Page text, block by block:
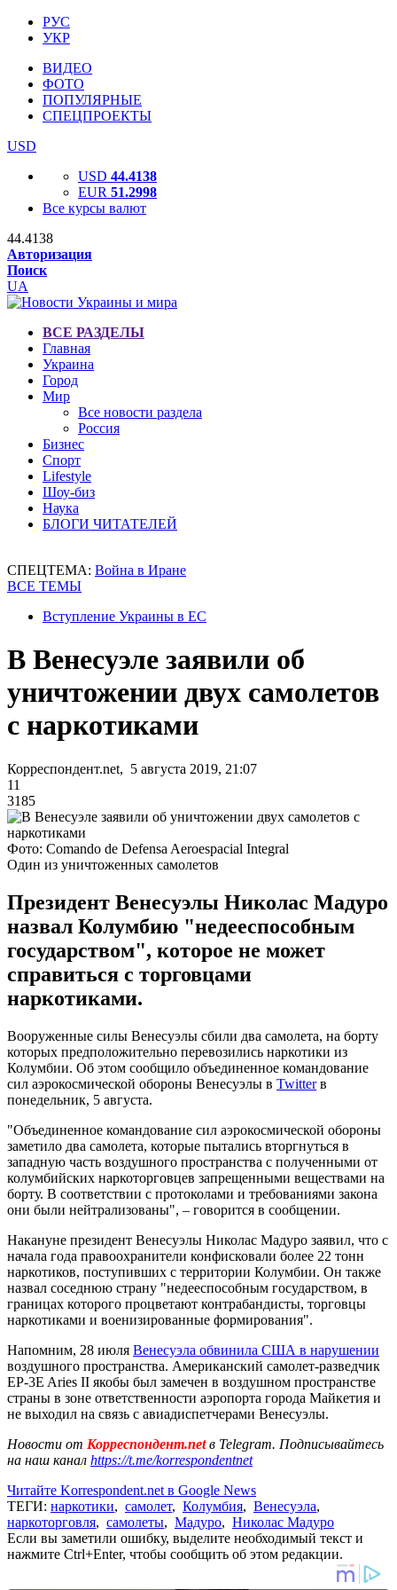
РУС
УКР
ВИДЕО
ФОТО
ПОПУЛЯРНЫЕ
СПЕЦПРОЕКТЫ
USD
USD 44.4138
EUR 51.2998
Все курсы валют
44.4138
Авторизация
Поиск
UA
ВСЕ РАЗДЕЛЫ
Главная
Украина
Город
Мир
Все новости раздела
Россия
Бизнес
Спорт
Lifestyle
Шоу-биз
Наука
БЛОГИ ЧИТАТЕЛЕЙ
СПЕЦТЕМА: Война в Иране
ВСЕ ТЕМЫ
Вступление Украины в ЕС
В Венесуэле заявили об
уничтожении двух самолетов
с наркотиками
Корреспондент.net, 5 августа 2019, 21:07
11
3185
Фото: Comando de Defensa Aeroespacial Integral
Один из уничтоженных самолетов
Президент Венесуэлы Николас Мадуро
назвал Колумбию "недееспособным
государством", которое не может
справиться с торговцами
наркотиками.
Вооруженные силы Венесуэлы сбили два самолета, на борту
которых предположительно перевозились наркотики из
Колумбии. Об этом сообщило объединенное командование
сил аэрокосмической обороны Венесуэлы в Twitterв
понедельник, 5 августа.
"Объединенное командование сил аэрокосмической обороны
заметило два самолета, которые пытались вторгнуться в
западную часть воздушного пространства с полученными от
колумбийских наркоторговцев запрещенными веществами на
борту. В соответствии с протоколами и требованиями закона
они были нейтрализованы", – говорится в сообщении.
Накануне президент Венесуэлы Николас Мадуро заявил, что с
начала года правоохранители конфисковали более 22 тонн
наркотиков, поступивших с территории Колумбии. Он также
назвал соседнюю страну "недееспособным государством, в
границах которого процветают контрабандисты, торговцы
наркотиками и военизированные формирования".
Напомним, 28 июля Венесуэла обвинила США в нарушении
воздушного пространства. Американский самолет-разведчик
EP-3E Aries II якобы был замечен в воздушном пространстве
страны в зоне ответственности аэропорта города Майкетия и
не выходил на связь с авиадиспетчерами Венесуэлы.
Новости от Корреспондент.netв Telegram. Подписывайтесь
на наш канал https://t.me/korrespondentnet
Читайте Korrespondent.net в Google News
ТЕГИ: наркотики, самолет, Колумбия, Венесуэла,
наркоторговля, самолеты, Мадуро, Николас Мадуро
Если вы заметили ошибку, выделите необходимый текст и
нажмите Ctrl+Enter, чтобы сообщить об этом редакции.